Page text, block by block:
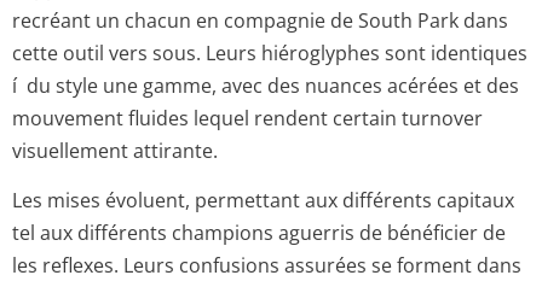
recréant un chacun en compagnie de South Park dans
cette outil vers sous. Leurs hiéroglyphes sont identiques
í du style une gamme, avec des nuances acérées et des
mouvement fluides lequel rendent certain turnover
visuellement attirante.
Les mises évoluent, permettant aux différents capitaux
tel aux différents champions aguerris de bénéficier de
les reflexes. Leurs confusions assurées se forment dans